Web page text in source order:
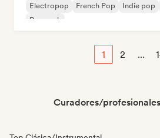
Electropop
French Pop Indie pop
Pop rock
1 2 ...
Curadores/